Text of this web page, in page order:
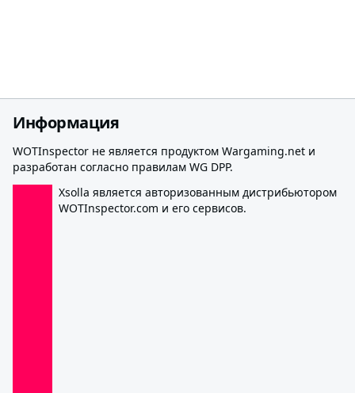
Информация
WOTInspector не является продуктом Wargaming.net и
разработан согласно правилам WG DPP.
Xsolla является авторизованным дистрибьютором
WOTInspector.com и его сервисов.